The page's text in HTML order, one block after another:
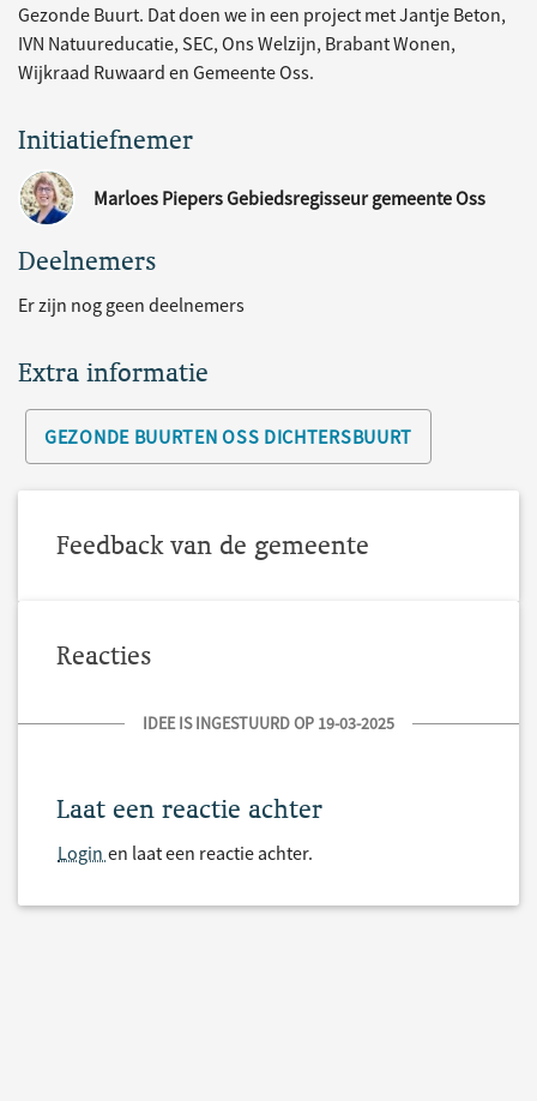
Gezonde Buurt. Dat doen we in een project met Jantje Beton,
IVN Natuureducatie, SEC, Ons Welzijn, Brabant Wonen,
Wijkraad Ruwaard en Gemeente Oss.
Initiatiefnemer
Marloes Piepers Gebiedsregisseur gemeente Oss
Deelnemers
Er zijn nog geen deelnemers
Extra informatie
GEZONDE BUURTEN OSS DICHTERSBUURT
Feedback van de gemeente
Reacties
IDEE IS INGESTUURD OP 19-03-2025
Laat een reactie achter
Login en laat een reactie achter.